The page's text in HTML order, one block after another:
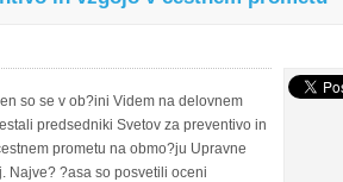
so se v ob?ini Videm na delovnem
predsedniki Svetov za preventivo in
prometu na obmo?ju Upravne
Najve? ?asa so posvetili oceni